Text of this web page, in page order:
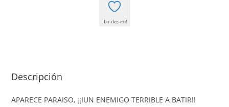
¡Lo deseo!
Descripción
APARECE PARAISO, ¡¡IUN ENEMIGO TERRIBLE A BATIR!!